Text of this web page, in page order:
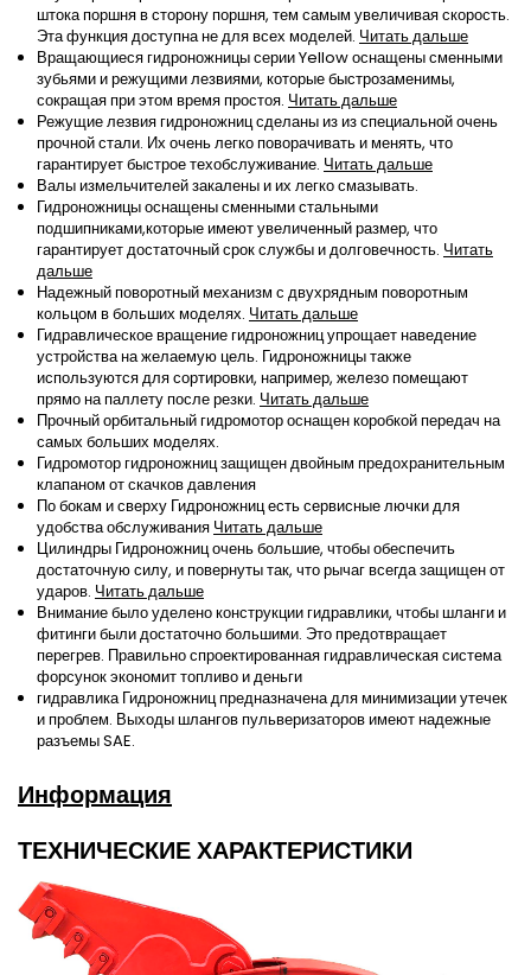
штока поршня в сторону поршня, тем самым увеличивая скорость.
Эта функция доступна не для всех моделей. Читать дальше
Вращающиеся гидроножницы серии Yellow оснащены сменными
зубьями и режущими лезвиями, которые быстрозаменимы,
сокращая при этом время простоя. Читать дальше
Режущие лезвия гидроножниц сделаны из из специальной очень
прочной стали. Их очень легко поворачивать и менять, что
гарантирует быстрое техобслуживание. Читать дальше
Валы измельчителей закалены и их легко смазывать.
Гидроножницы оснащены сменными стальными
подшипниками,которые имеют увеличенный размер, что
гарантирует достаточный срок службы и долговечность. Читать
дальше
Надежный поворотный механизм с двухрядным поворотным
кольцом в больших моделях. Читать дальше
Гидравлическое вращение гидроножниц упрощает наведение
устройства на желаемую цель. Гидроножницы также
используются для сортировки, например, железо помещают
прямо на паллету после резки. Читать дальше
Прочный орбитальный гидромотор оснащен коробкой передач на
самых больших моделях.
Гидромотор гидроножниц защищен двойным предохранительным
клапаном от скачков давления
По бокам и сверху Гидроножниц есть сервисные лючки для
удобства обслуживания Читать дальше
Цилиндры Гидроножниц очень большие, чтобы обеспечить
достаточную силу, и повернуты так, что рычаг всегда защищен от
ударов. Читать дальше
Внимание было уделено конструкции гидравлики, чтобы шланги и
фитинги были достаточно большими. Это предотвращает
перегрев. Правильно спроектированная гидравлическая система
форсунок экономит топливо и деньги
гидравлика Гидроножниц предназначена для минимизации утечек
и проблем. Выходы шлангов пульверизаторов имеют надежные
разъемы SAE.
Информация
ТЕХНИЧЕСКИЕ ХАРАКТЕРИСТИКИ